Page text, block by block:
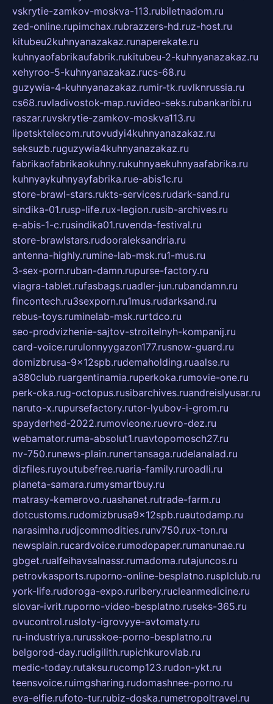
vskrytie-zamkov-moskva-113.rubiletnadom.ru
zed-online.rupimchax.rubrazzers-hd.ruz-host.ru
kitubeu2kuhnyanazakaz.runaperekate.ru
kuhnyaofabrikaufabrik.rukitubeu-2-kuhnyanazakaz.ru
xehyroo-5-kuhnyanazakaz.rucs-68.ru
guzywia-4-kuhnyanazakaz.rumir-tk.ruvlknrussia.ru
cs68.ruvladivostok-map.ruvideo-seks.rubankaribi.ru
raszar.ruvskrytie-zamkov-moskva113.ru
lipetsktelecom.rutovudyi4kuhnyanazakaz.ru
seksuzb.ruguzywia4kuhnyanazakaz.ru
fabrikaofabrikaokuhny.rukuhnyaekuhnyaafabrika.ru
kuhnyaykuhnyayfabrika.rue-abis1c.ru
store-brawl-stars.rukts-services.rudark-sand.ru
sindika-01.rusp-life.rux-legion.rusib-archives.ru
e-abis-1-c.rusindika01.ruvenda-festival.ru
store-brawlstars.rudooraleksandria.ru
antenna-highly.rumine-lab-msk.ru1-mus.ru
3-sex-porn.ruban-damn.rupurse-factory.ru
viagra-tablet.rufasbags.ruadler-jun.rubandamn.ru
fincontech.ru3sexporn.ru1mus.rudarksand.ru
rebus-toys.ruminelab-msk.rurtdco.ru
seo-prodvizhenie-sajtov-stroitelnyh-kompanij.ru
card-voice.rurulonnyygazon177.rusnow-guard.ru
domizbrusa-9x12spb.rudemaholding.ruaalse.ru
a380club.ruargentinamia.ruperkoka.rumovie-one.ru
perk-oka.rug-octopus.rusibarchives.ruandreislyusar.ru
naruto-x.rupursefactory.rutor-lyubov-i-grom.ru
spayderhed-2022.rumovieone.ruevro-dez.ru
webamator.ruma-absolut1.ruavtopomosch27.ru
nv-750.runews-plain.runertansaga.rudelanalad.ru
dizfiles.ruyoutubefree.ruaria-family.ruroadli.ru
planeta-samara.rumysmartbuy.ru
matrasy-kemerovo.ruashanet.rutrade-farm.ru
dotcustoms.rudomizbrusa9x12spb.ruautodamp.ru
narasimha.rudjcommodities.runv750.rux-ton.ru
newsplain.rucardvoice.rumodopaper.rumanunae.ru
gbget.rualfeihavsalnassr.rumadoma.rutajuncos.ru
petrovkasports.ruporno-online-besplatno.rusplclub.ru
york-life.rudoroga-expo.ruribery.rucleanmedicine.ru
slovar-ivrit.ruporno-video-besplatno.ruseks-365.ru
ovucontrol.rusloty-igrovyye-avtomaty.ru
ru-industriya.rurusskoe-porno-besplatno.ru
belgorod-day.rudigilith.rupichkurovlab.ru
medic-today.rutaksu.rucomp123.rudon-ykt.ru
teensvoice.ruimgsharing.rudomashnee-porno.ru
eva-elfie.rufoto-tur.rubiz-doska.rumetropoltravel.ru